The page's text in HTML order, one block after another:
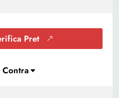
Pret